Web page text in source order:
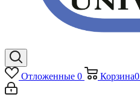
Отложенные 0 Корзина0